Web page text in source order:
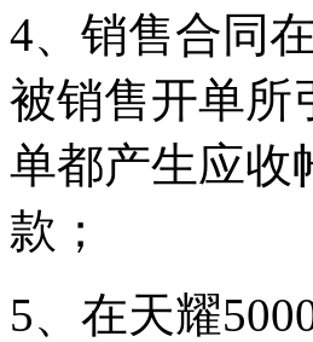
4、销售合同
被销售开单所
单都产生应收
款；
5、在天耀